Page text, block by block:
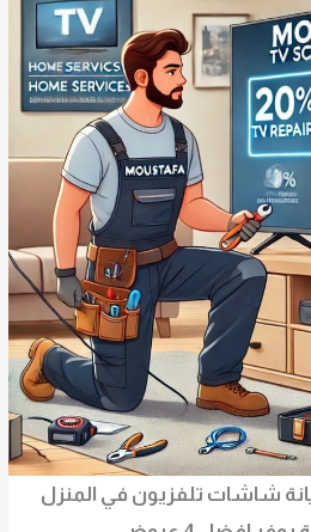
شاشات تلفزيون في المنزل